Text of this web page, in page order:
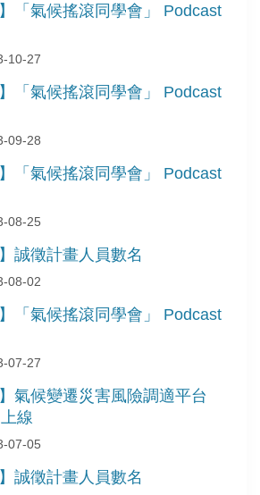
「氣候搖滾同學會」 Podcast
10-27
「氣候搖滾同學會」 Podcast
09-28
「氣候搖滾同學會」 Podcast
08-25
誠徵計畫人員數名
08-02
「氣候搖滾同學會」 Podcast
07-27
氣候變遷災害風險調適平台
線
07-05
誠徵計畫人員數名